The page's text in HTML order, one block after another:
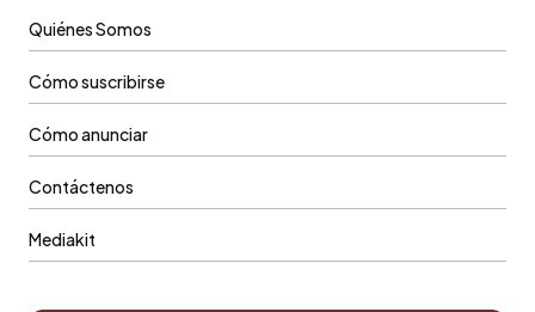
Quiénes Somos
Cómo suscribirse
Cómo anunciar
Contáctenos
Mediakit